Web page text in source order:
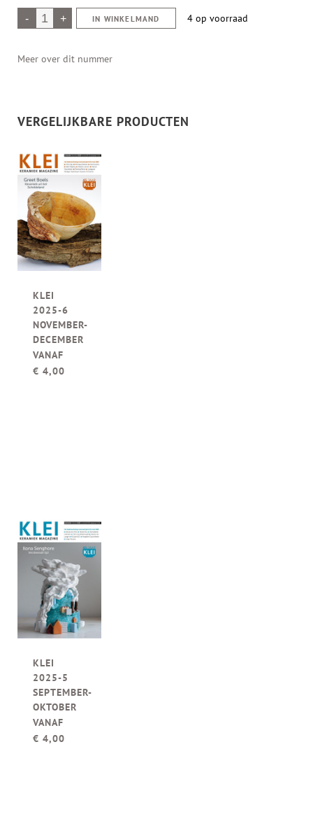
IN WINKELMAND 4 op voorraad
Meer over dit nummer
VERGELIJKBARE PRODUCTEN
KLEI
2025-6
NOVEMBER-
DECEMBER
VANAF
€ 4,00
KLEI
2025-5
SEPTEMBER-
OKTOBER
VANAF
€ 4,00